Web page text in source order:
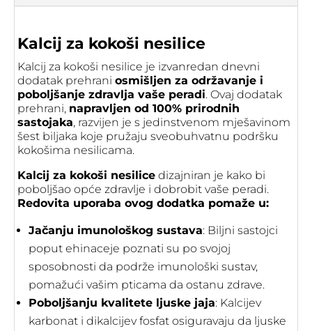
Kalcij za kokoši nesilice
Kalcij za kokoši nesilice je izvanredan dnevni
dodatak prehrani osmišljen za održavanje i
poboljšanje zdravlja vaše peradi. Ovaj dodatak
prehrani, napravljen od 100% prirodnih
sastojaka, razvijen je s jedinstvenom mješavinom
šest biljaka koje pružaju sveobuhvatnu podršku
kokošima nesilicama.
Kalcij za kokoši nesilice dizajniran je kako bi
poboljšao opće zdravlje i dobrobit vaše peradi.
Redovita uporaba ovog dodatka pomaže u:
Jačanju imunološkog sustava: Biljni sastojci
poput ehinaceje poznati su po svojoj
sposobnosti da podrže imunološki sustav,
pomažući vašim pticama da ostanu zdrave.
Poboljšanju kvalitete ljuske jaja: Kalcijev
karbonat i dikalcijev fosfat osiguravaju da ljuske